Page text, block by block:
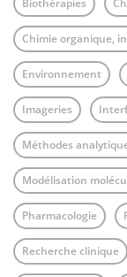
Biothérapies
Chimie organique,
Environnement
Imageries
Méthodes
Modélisation
Pharmacologie
Recherche clinique